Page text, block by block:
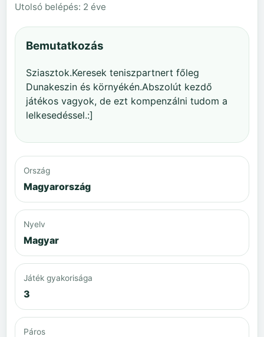
Utolsó belépés: 2 éve
Bemutatkozás
Sziasztok.Keresek teniszpartnert főleg
Dunakeszin és környékén.Abszolút kezdő
játékos vagyok, de ezt kompenzálni tudom a
lelkesedéssel.:]
Ország
Magyarország
Nyelv
Magyar
Játék gyakorisága
3
Páros